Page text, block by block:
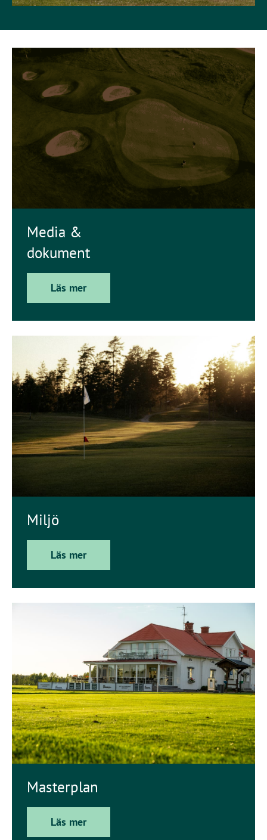
Media &
dokument
Läs mer
Miljö
Läs mer
Masterplan
Läs mer